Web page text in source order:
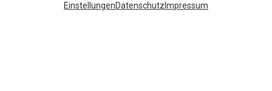
EinstellungenDatenschutz Impressum